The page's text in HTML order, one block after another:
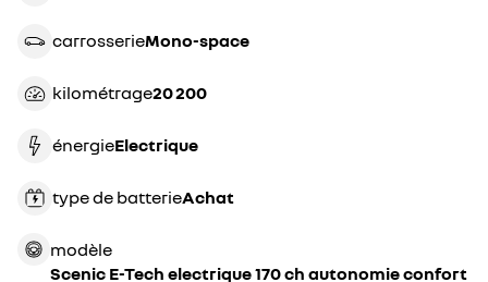
carrosserie mono-space
kilométrage 20 200
énergie electrique
type de batterie achat
modèle
Scenic E-Tech electrique 170 ch autonomie confort